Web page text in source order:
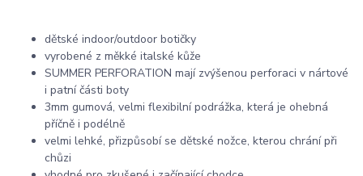
dětské indoor/outdoor botičky
vyrobené z měkké italské kůže
SUMMER PERFORATION mají zvýšenou perforaci v nártové
i patní části boty
3mm gumová, velmi flexibilní podrážka, která je ohebná
příčně i podélně
velmi lehké, přizpůsobí se dětské nožce, kterou chrání při
chůzi